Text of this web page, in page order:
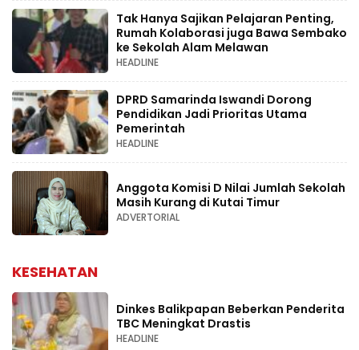
Tak Hanya Sajikan Pelajaran Penting,
Rumah Kolaborasi juga Bawa Sembako
ke Sekolah Alam Melawan
HEADLINE
DPRD Samarinda Iswandi Dorong
Pendidikan Jadi Prioritas Utama
Pemerintah
HEADLINE
Anggota Komisi D Nilai Jumlah Sekolah
Masih Kurang di Kutai Timur
ADVERTORIAL
KESEHATAN
Dinkes Balikpapan Beberkan Penderita
TBC Meningkat Drastis
HEADLINE